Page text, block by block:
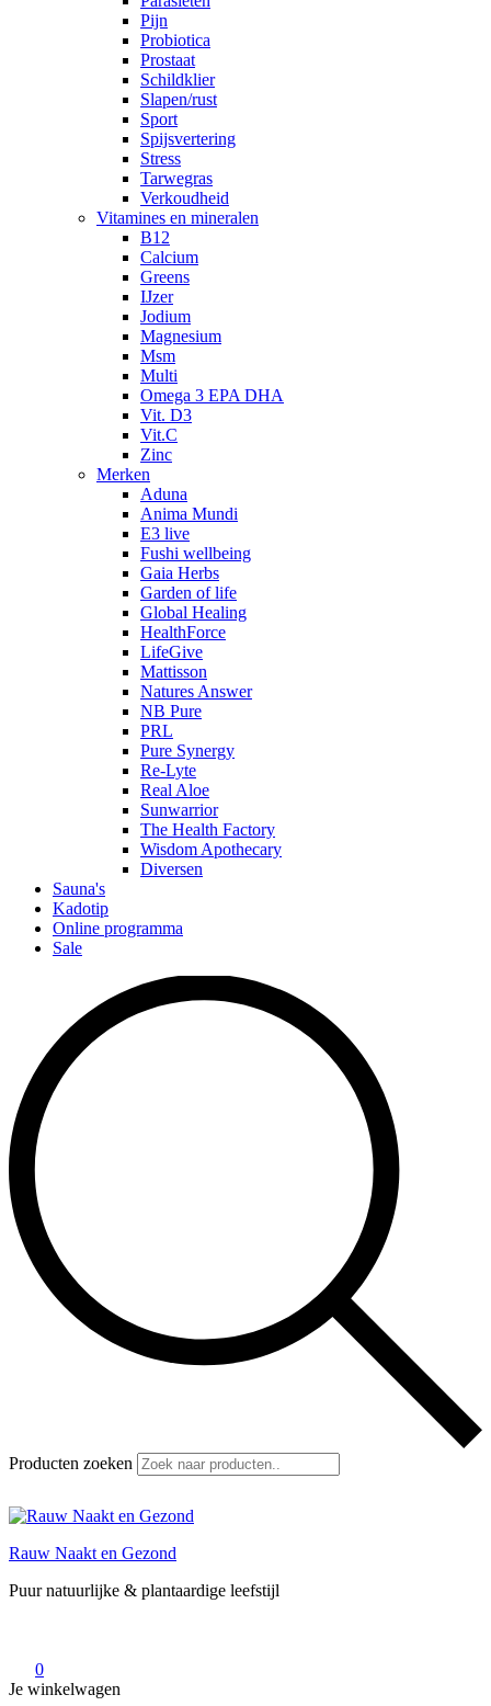
Pijn
Probiotica
Prostaat
Schildklier
Slapen/rust
Sport
Spijsvertering
Stress
Tarwegras
Verkoudheid
Vitamines en mineralen
B12
Calcium
Greens
IJzer
Jodium
Magnesium
Msm
Multi
Omega 3 EPA DHA
Vit. D3
Vit.C
Zinc
Merken
Aduna
Anima Mundi
E3 live
Fushi wellbeing
Gaia Herbs
Garden of life
Global Healing
HealthForce
LifeGive
Mattisson
Natures Answer
NB Pure
PRL
Pure Synergy
Re-Lyte
Real Aloe
Sunwarrior
The Health Factory
Wisdom Apothecary
Diversen
Sauna's
Kadotip
Online programma
Sale
Producten zoeken
Rauw Naakt en Gezond
Puur natuurlijke & plantaardige leefstijl
0
Je winkelwagen